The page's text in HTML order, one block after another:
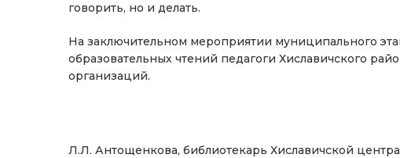
говорить, но и делать.
На заключительном мероприятии муниципального
образовательных чтений педагоги Хиславичского
организаций.
Л.Л. Антощенкова, библиотекарь Хиславичской